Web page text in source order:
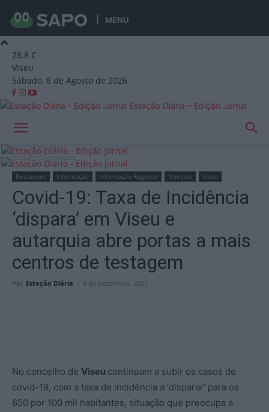
MENU
28.8 C
Viseu
Sábado, 8 de Agosto de 2026
Estação Diária – Edição Jornal
Início Destaques
Destaques Informação Informação Regional Notícias Viseu
Covid-19: Taxa de Incidência
‘dispara’ em Viseu e
autarquia abre portas a mais
centros de testagem
Por Estação Diária - 9 de Dezembro, 2021
No concelho de Viseu continuam a subir os casos de
covid-19, com a taxa de incidência a ‘disparar’ para os
650 por 100 mil habitantes, situação que preocupa a